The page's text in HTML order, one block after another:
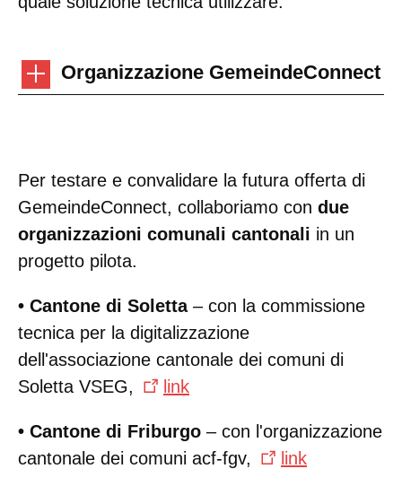
Organizzazione GemeindeConnect
Per testare e convalidare la futura offerta di
GemeindeConnect, collaboriamo con due
organizzazioni comunali cantonali in un
progetto pilota.
• Cantone di Soletta– con la commissione
tecnica per la digitalizzazione
dell'associazione cantonale dei comuni di
Soletta VSEG,
link
• Cantone di Friburgo – con l'organizzazione
cantonale dei comuni acf-fgv,
link